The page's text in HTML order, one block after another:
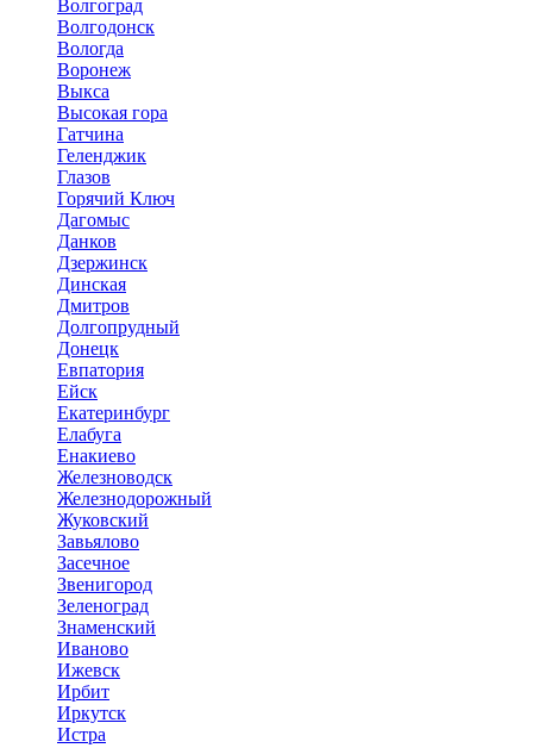
Волгоград
Волгодонск
Вологда
Воронеж
Выкса
Высокая гора
Гатчина
Геленджик
Глазов
Горячий Ключ
Дагомыс
Данков
Дзержинск
Динская
Дмитров
Долгопрудный
Донецк
Евпатория
Ейск
Екатеринбург
Елабуга
Енакиево
Железноводск
Железнодорожный
Жуковский
Завьялово
Засечное
Звенигород
Зеленоград
Знаменский
Иваново
Ижевск
Ирбит
Иркутск
Истра